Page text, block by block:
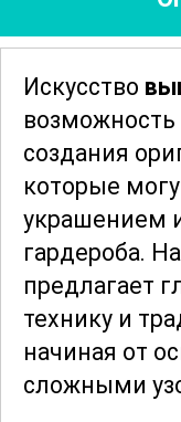
Искусство
создания
которые
украшением
гардероба.
предлагает
технику и
начиная от
сложными